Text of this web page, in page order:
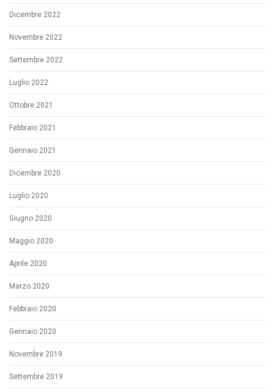
Dicembre 2022
Novembre 2022
Settembre 2022
Luglio 2022
Ottobre 2021
Febbraio 2021
Gennaio 2021
Dicembre 2020
Luglio 2020
Giugno 2020
Maggio 2020
Aprile 2020
Marzo 2020
Febbraio 2020
Gennaio 2020
Novembre 2019
Settembre 2019